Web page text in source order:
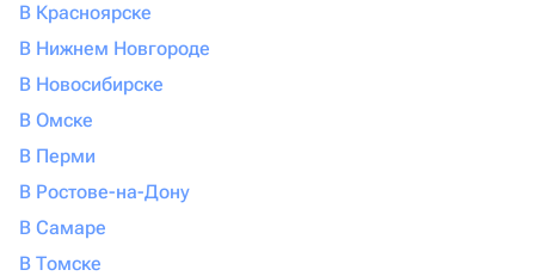
В Красноярске
В Нижнем Новгороде
В Новосибирске
В Омске
В Перми
В Ростове-на-Дону
В Самаре
В Томске